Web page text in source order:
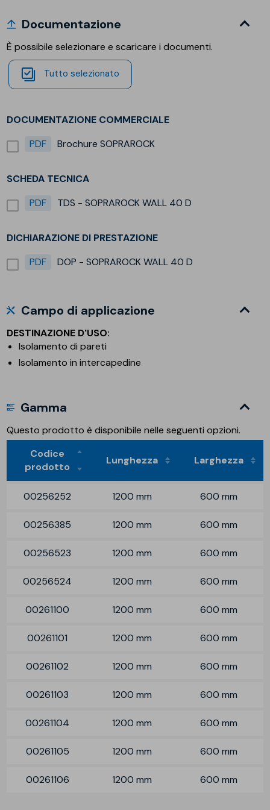
Documentazione
È possibile selezionare e scaricare i documenti.
Tutto selezionato
DOCUMENTAZIONE COMMERCIALE
PDF
Brochure SOPRAROCK
SCHEDA TECNICA
PDF
TDS - SOPRAROCK WALL 40 D
DICHIARAZIONE DI PRESTAZIONE
PDF
DOP - SOPRAROCK WALL 40 D
Campo di applicazione
DESTINAZIONE D'USO:
Isolamento di pareti
Isolamento in intercapedine
Gamma
Questo prodotto è disponibile nelle seguenti opzioni.
Codice
prodotto
Lunghezza Larghezza
00256252 1200 mm 600 mm
00256385 1200 mm 600 mm
00256523 1200 mm 600 mm
00256524 1200 mm 600 mm
00261100 1200 mm 600 mm
00261101 1200 mm 600 mm
00261102 1200 mm 600 mm
00261103 1200 mm 600 mm
00261104 1200 mm 600 mm
00261105 1200 mm 600 mm
00261106 1200 mm 600 mm